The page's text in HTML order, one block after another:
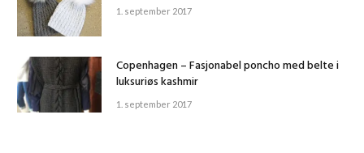
1. september 2017
Copenhagen – Fasjonabel poncho med belte i
luksuriøs kashmir
1. september 2017